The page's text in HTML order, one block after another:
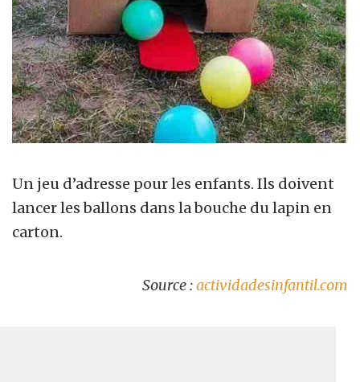
Un jeu d’adresse pour les enfants. Ils doivent
lancer les ballons dans la bouche du lapin en
carton.
Source :actividadesinfantil.com